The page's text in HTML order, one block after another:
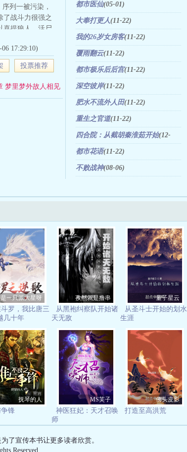
列一被污染，
了战斗力很强之
喜提狼人、活尸
神明和天使有
无奇愚者信徒
夜女神的眷者、
造物主的使徒、
王，异类和深渊
，能捞的都
17:29:10)
投票推荐
梦里梦外故人相见
都市医仙(05-01)
大奉打更人(11-22)
我的26岁女房客(11-22)
覆雨翻云(11-22)
都市极乐后后宫(11-22)
深空彼岸(11-22)
肥水不流外人田(11-22)
重生之官道(11-22)
四合院：从截胡秦淮茹开始(12-
19)
都市花语(11-22)
不败战神(08-06)
是一只派大星呀
斗罗，我比唐三
几十年
孜然就是撸串
从黑袍纠察队开始诸
天无敌
量子星云
从圣斗士开始的划水
生涯
抚琴的人
锋
MS芙子
神医狂妃：天才召唤
师
佛头皮影
打造至高洪荒
了宣传本书让更多读者欣赏。
Reserved.